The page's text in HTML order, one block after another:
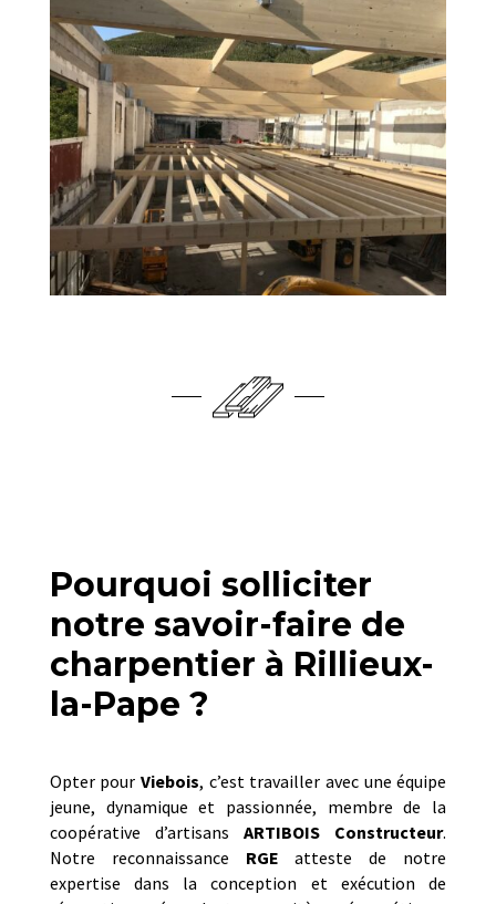
Pourquoi solliciter
notre savoir-faire de
charpentier à Rillieux-
la-Pape ?
Opter pourViebois, c’est travailler avec une équipe
jeune, dynamique et passionnée, membre de la
coopérative d’artisansARTIBOIS Constructeur.
Notre reconnaissance RGE atteste de notre
expertise dans la conception et exécution de